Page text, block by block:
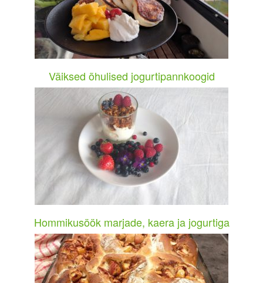
Väiksed õhulised jogurtipannkoogid
Hommikusöök marjade, kaera ja jogurtiga